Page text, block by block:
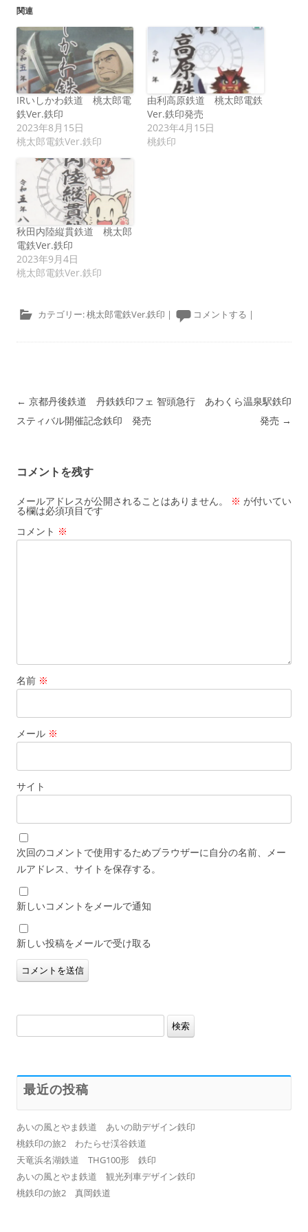
関連
IRいしかわ鉄道 桃太郎電
鉄Ver.鉄印
2023年8月15日
桃太郎電鉄Ver.鉄印
由利高原鉄道 桃太郎電鉄
Ver.鉄印発売
2023年4月15日
桃鉄印
秋田内陸縦貫鉄道 桃太郎
電鉄Ver.鉄印
2023年9月4日
桃太郎電鉄Ver.鉄印
カテゴリー:桃太郎電鉄Ver.鉄印 | コメントする |
投稿ナビゲーション
← 京都丹後鉄道 丹鉄鉄印フェ
スティバル開催記念鉄印 発売
智頭急行 あわくら温泉駅鉄印
発売 →
コメントを残す
メールアドレスが公開されることはありません。 ※ が付いてい
る欄は必須項目です
コメント ※
名前 ※
メール ※
サイト
次回のコメントで使用するためブラウザーに自分の名前、メー
ルアドレス、サイトを保存する。
新しいコメントをメールで通知
新しい投稿をメールで受け取る
索:
最近の投稿
あいの風とやま鉄道 あいの助デザイン鉄印
桃鉄印の旅2 わたらせ渓谷鉄道
天竜浜名湖鉄道 THG100形 鉄印
あいの風とやま鉄道 観光列車デザイン鉄印
桃鉄印の旅2 真岡鉄道